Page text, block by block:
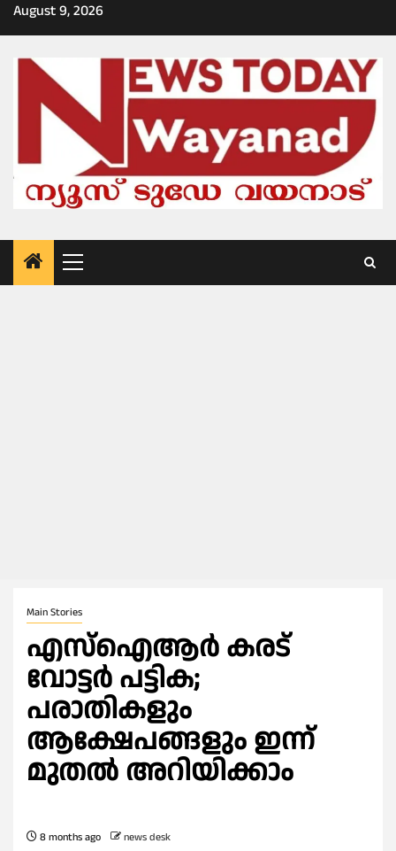
Skip
to
August 9, 2026
Primary
Menu
Main Stories
എസ്ഐആർ കരട്
വോട്ടര്‍ പട്ടിക;
പരാതികളും
ആക്ഷേപങ്ങളും ഇന്ന്
മുതല്‍ അറിയിക്കാം
8 months ago news desk